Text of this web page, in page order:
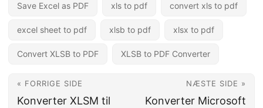
Save Excel as PDF xls to pdf convert xls to pdf
excel sheet to pdf xlsb to pdf xlsx to pdf
Convert XLSB to PDF XLSB to PDF Converter
« FORRIGE SIDE
Konverter XLSM til
NÆSTE SIDE »
Konverter Microsoft